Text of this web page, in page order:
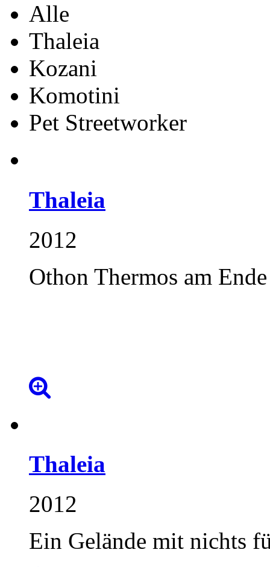
Alle
Thaleia
Kozani
Komotini
Pet Streetworker
Thaleia
2012
Othon Thermos am
Thaleia
2012
Ein Gelände mit nichts